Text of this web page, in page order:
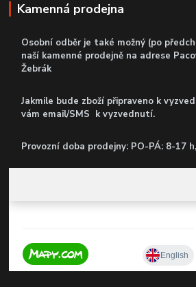
Kamenná prodejna
Osobní odběr je také možný (po
naší kamenné prodejně na adrese
Žebrák
Jakmile bude zboží připraveno k
vám email/SMS k vyzvednutí.
Provozní doba prodejny: PO-PÁ: 8-17